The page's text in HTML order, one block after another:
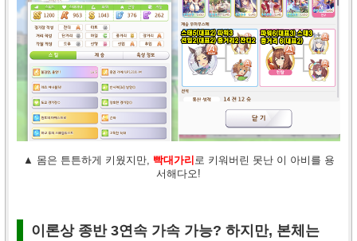
▲ 몸은 튼튼하게 키웠지만, 빡대가리 로 키워버린 못난 이 아비를 용
서해다오!
이론상 종반 3연속 가속 가능? 하지만, 본체는